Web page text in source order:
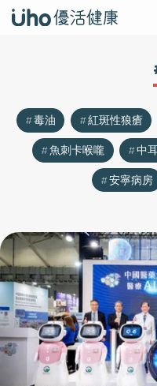
毒油 紅斑性狼瘡
魚刺卡喉嚨
中
安寧病房